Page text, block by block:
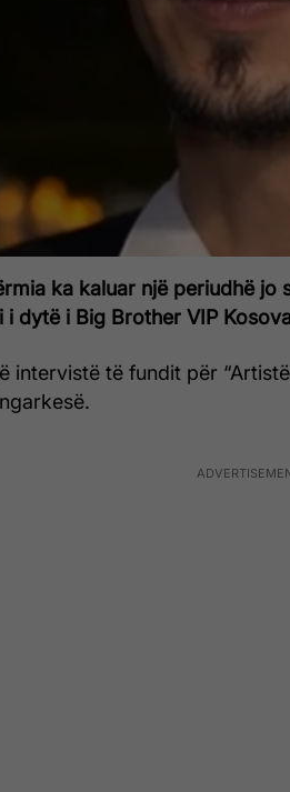
ka kaluar një periudhë jo
i dytë i Big Brother VIP
intervistë të fundit për